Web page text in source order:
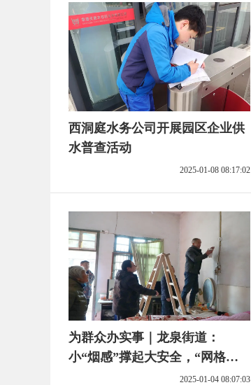
西洞庭水务公司开展园区企业供
水普查活动
2025-01-08 08:17:02
为群众办实事｜龙泉街道：
小“烟感”撑起大安全，“网格
红”守护“夕阳红”平安指数加“满
2025-01-04 08:07:03